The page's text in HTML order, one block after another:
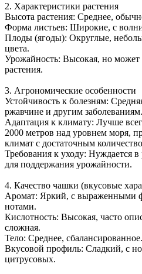
2. Характеристики растения
Высота растения: Среднее,
Форма листьев: Широкие, с
Плоды (ягоды): Округлые,
цвета.
Урожайность: Высокая, но может
растения.
3. Агрономические особенности
Устойчивость к болезням:
ржавчине и другим заболеваниям.
Адаптация к климату: Лучше
2000 метров над уровнем моря,
климат с достаточным
Требования к уходу: Нуждается в
для поддержания урожайности.
4. Качество чашки (вкусовые
Аромат: Яркий, с выраженными
нотами.
Кислотность: Высокая, часто
сложная.
Тело: Среднее, сбалансированное.
Вкусовой профиль: Сладкий, с
цитрусовых.